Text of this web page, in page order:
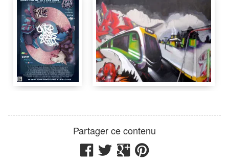
Docta
Meeting Of Styles
Lyon France
Meeting Of Styles
Partager ce contenu